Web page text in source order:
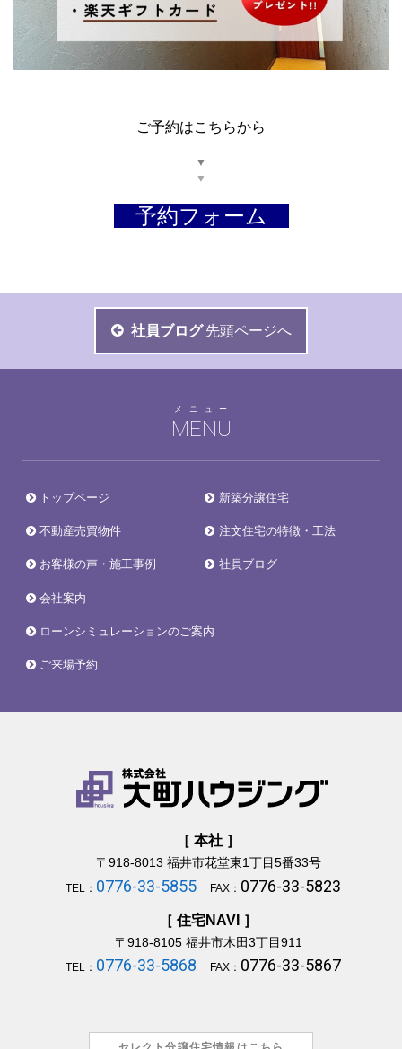
ご予約はこちらから
▼
▼
予約フォーム
社員ブログ 先頭ページへ
MENU
メニュー
トップページ 新築分譲住宅
不動産売買物件 注文住宅の特徴・工法
お客様の声・施工事例 社員ブログ
会社案内
ローンシミュレーションのご案内
ご来場予約
［ 本社 ］
〒918-8013 福井市花堂東1丁目5番33号
TEL： 0776-33-5855 FAX： 0776-33-5823
［ 住宅NAVI ］
〒918-8105福井市木田3丁目911
TEL： 0776-33-5868 FAX： 0776-33-5867